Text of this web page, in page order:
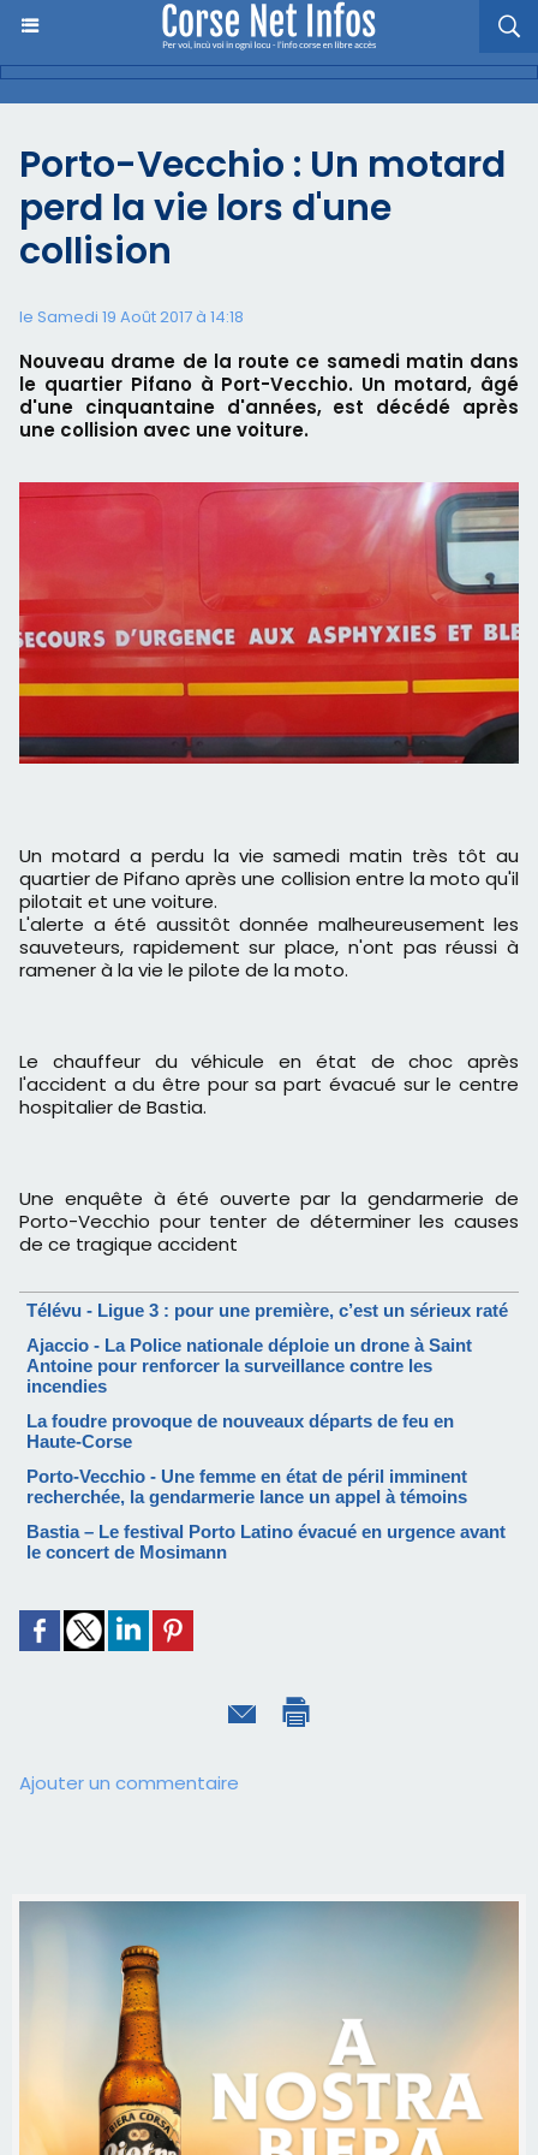
Porto-Vecchio : Un motard
perd la vie lors d'une
collision
le Samedi 19 Août 2017 à 14:18
Nouveau drame de la route ce samedi matin dans
le quartier Pifano à Port-Vecchio. Un motard, âgé
d'une cinquantaine d'années, est décédé après
une collision avec une voiture.
Un motard a perdu la vie samedi matin très tôt au
quartier de Pifano après une collision entre la moto qu'il
pilotait et une voiture.
L'alerte a été aussitôt donnée malheureusement les
sauveteurs, rapidement sur place, n'ont pas réussi à
ramener à la vie le pilote de la moto.
Le chauffeur du véhicule en état de choc après
l'accident a du être pour sa part évacué sur le centre
hospitalier de Bastia.
Une enquête à été ouverte par la gendarmerie de
Porto-Vecchio pour tenter de déterminer les causes
de ce tragique accident
Télévu - Ligue 3 : pour une première, c’est un sérieux raté
Ajaccio - La Police nationale déploie un drone à Saint
Antoine pour renforcer la surveillance contre les
incendies
La foudre provoque de nouveaux départs de feu en
Haute-Corse
Porto-Vecchio - Une femme en état de péril imminent
recherchée, la gendarmerie lance un appel à témoins
Bastia – Le festival Porto Latino évacué en urgence avant
le concert de Mosimann
Ajouter un commentaire